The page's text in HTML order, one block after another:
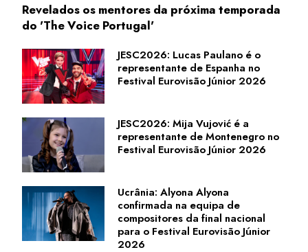
Revelados os mentores da próxima temporada
do 'The Voice Portugal'
JESC2026: Lucas Paulano é o
representante de Espanha no
Festival Eurovisão Júnior 2026
JESC2026: Mija Vujović é a
representante de Montenegro no
Festival Eurovisão Júnior 2026
Ucrânia: Alyona Alyona
confirmada na equipa de
compositores da final nacional
para o Festival Eurovisão Júnior
2026